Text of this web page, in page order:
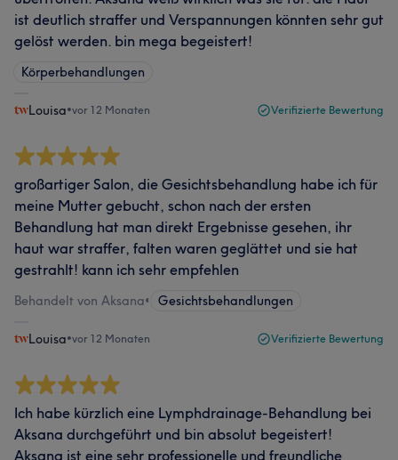
ist deutlich straffer und Verspannungen könnten sehr gut
gelöst werden. bin mega begeistert!
Körperbehandlungen
Louisa•vor 12 Monaten Verifizierte Bewertung
großartiger Salon, die Gesichtsbehandlung habe ich für
meine Mutter gebucht, schon nach der ersten
Behandlung hat man direkt Ergebnisse gesehen, ihr
haut war straffer, falten waren geglättet und sie hat
gestrahlt! kann ich sehr empfehlen
Behandelt von Aksana• Gesichtsbehandlungen
Louisa•vor 12 Monaten Verifizierte Bewertung
Ich habe kürzlich eine Lymphdrainage-Behandlung bei
Aksana durchgeführt und bin absolut begeistert!
Aksana ist eine sehr professionelle und freundliche